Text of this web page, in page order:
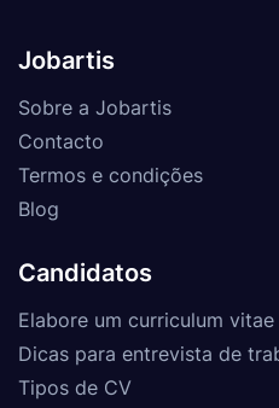
Jobartis
Sobre a Jobartis
Contacto
Termos e condições
Blog
Candidatos
Elabore um curriculum
Dicas para entrevista de
Tipos de CV